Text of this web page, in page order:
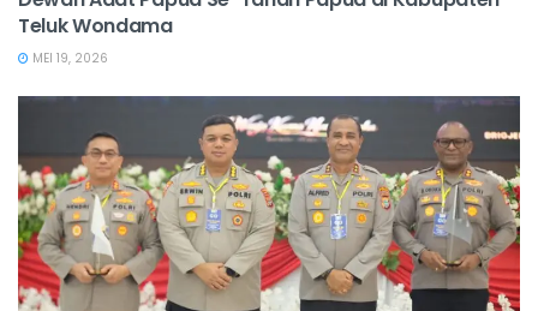
Teluk Wondama
MEI 19, 2026